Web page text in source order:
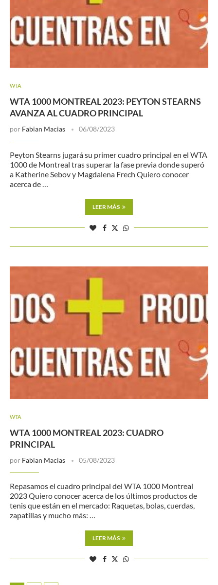
WTA
WTA 1000 MONTREAL 2023: PEYTON STEARNS
AVANZA AL CUADRO PRINCIPAL
por Fabian Macias 06/08/2023
Peyton Stearns jugará su primer cuadro principal en el WTA
1000 de Montreal tras superar la fase previa donde superó
a Katherine Sebov y Magdalena Frech Quiero conocer
acerca de …
LEER MÁS
WTA
WTA 1000 MONTREAL 2023: CUADRO
PRINCIPAL
por Fabian Macias 05/08/2023
Repasamos el cuadro principal del WTA 1000 Montreal
2023 Quiero conocer acerca de los últimos productos de
tenis que están en el mercado: Raquetas, bolas, cuerdas,
zapatillas y mucho más: …
LEER MÁS